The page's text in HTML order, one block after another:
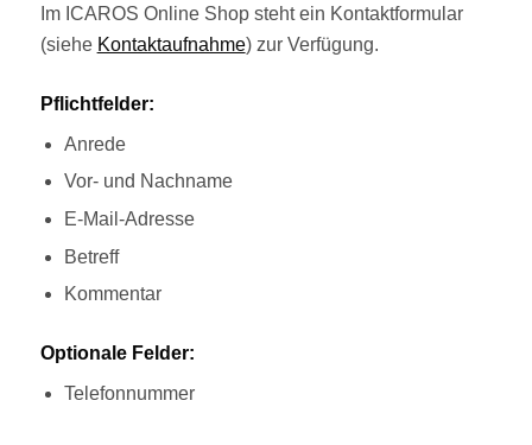
Im ICAROS Online Shop steht ein Kontaktformular
(siehe Kontaktaufnahme) zur Verfügung.
Pflichtfelder:
Anrede
Vor- und Nachname
E-Mail-Adresse
Betreff
Kommentar
Optionale Felder:
Telefonnummer